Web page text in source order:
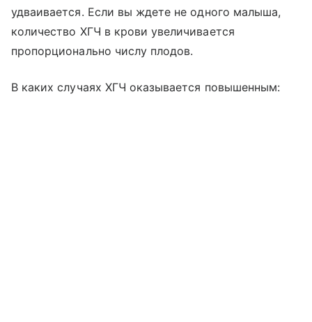
удваивается. Если вы ждете не одного малыша,
количество ХГЧ в крови увеличивается
пропорционально числу плодов.
В каких случаях ХГЧ оказывается повышенным: